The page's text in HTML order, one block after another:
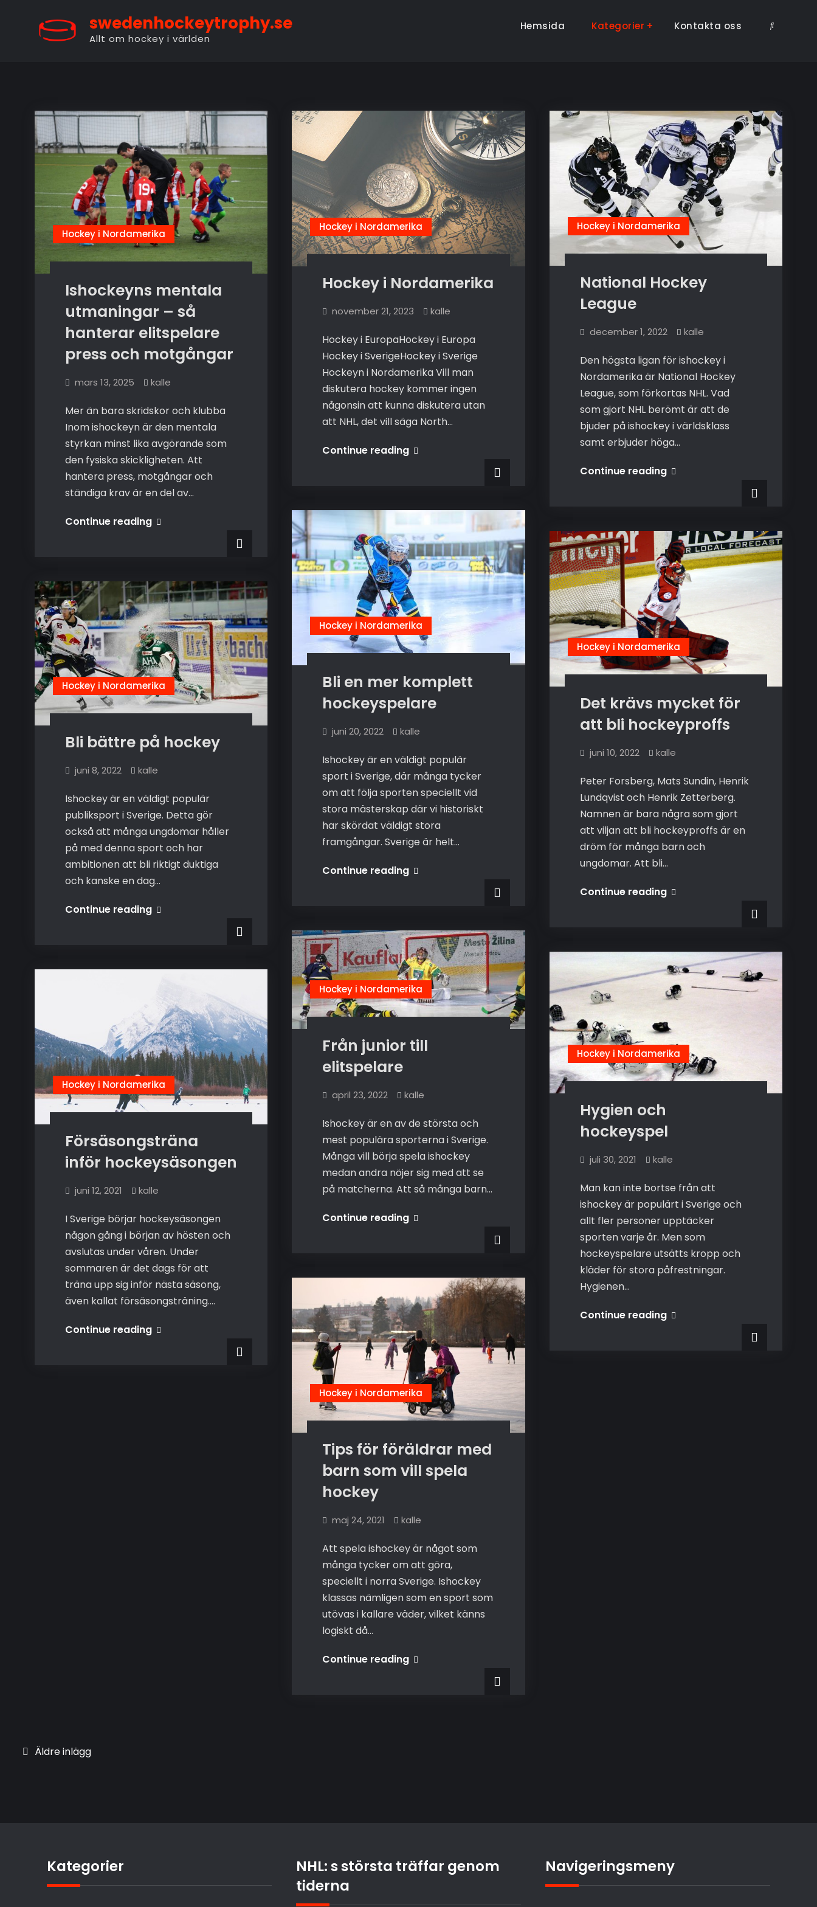
swedenhockeytrophy.se
Allt om hockey i världen
Hemsida Kategorier Kontakta oss Search
Hockey i Nordamerika
Ishockeyns mentala
utmaningar – så
hanterar elitspelare
press och motgångar
mars 13, 2025 kalle
Mer än bara skridskor och klubba
Inom ishockeyn är den mentala
styrkan minst lika avgörande som
den fysiska skickligheten. Att
hantera press, motgångar och
ständiga krav är en del av…
Continue readingIshockeyns
så
hanterar
elitspelare
press
och
motgångar
Hockey i Nordamerika
Hockey i Nordamerika
november 21, 2023 kalle
Hockey i EuropaHockey i Europa
Hockey i SverigeHockey i Sverige
Hockeyn i Nordamerika Vill man
diskutera hockey kommer ingen
någonsin att kunna diskutera utan
att NHL, det vill säga North…
Continue readingHockey
Hockey i Nordamerika
National Hockey
League
december 1, 2022 kalle
Den högsta ligan för ishockey i
Nordamerika är National Hockey
League, som förkortas NHL. Vad
som gjort NHL berömt är att de
bjuder på ishockey i världsklass
samt erbjuder höga…
Continue readingNational
Hockey i Nordamerika
Bli en mer komplett
hockeyspelare
juni 20, 2022 kalle
Ishockey är en väldigt populär
sport i Sverige, där många tycker
om att följa sporten speciellt vid
stora mästerskap där vi historiskt
har skördat väldigt stora
framgångar. Sverige är helt…
Continue readingBli
hockeyspelare
Hockey i Nordamerika
Det krävs mycket för
att bli hockeyproffs
juni 10, 2022 kalle
Peter Forsberg, Mats Sundin, Henrik
Lundqvist och Henrik Zetterberg.
Namnen är bara några som gjort
att viljan att bli hockeyproffs är en
dröm för många barn och
ungdomar. Att bli…
Continue readingDet
att
bli
hockeyproffs
Hockey i Nordamerika
Bli bättre på hockey
juni 8, 2022 kalle
Ishockey är en väldigt populär
publiksport i Sverige. Detta gör
också att många ungdomar håller
på med denna sport och har
ambitionen att bli riktigt duktiga
och kanske en dag…
Continue readingBli
Hockey i Nordamerika
Från junior till
elitspelare
april 23, 2022 kalle
Ishockey är en av de största och
mest populära sporterna i Sverige.
Många vill börja spela ishockey
medan andra nöjer sig med att se
på matcherna. Att så många barn…
Continue readingFrån
Hockey i Nordamerika
Hygien och
hockeyspel
juli 30, 2021 kalle
Man kan inte bortse från att
ishockey är populärt i Sverige och
allt fler personer upptäcker
sporten varje år. Men som
hockeyspelare utsätts kropp och
kläder för stora påfrestningar.
Hygienen…
Continue readingHygien
Hockey i Nordamerika
Försäsongsträna
inför hockeysäsongen
juni 12, 2021 kalle
I Sverige börjar hockeysäsongen
någon gång i början av hösten och
avslutas under våren. Under
sommaren är det dags för att
träna upp sig inför nästa säsong,
även kallat försäsongsträning.…
Continue readingFörsäsongsträna
Hockey i Nordamerika
Tips för föräldrar med
barn som vill spela
hockey
maj 24, 2021 kalle
Att spela ishockey är något som
många tycker om att göra,
speciellt i norra Sverige. Ishockey
klassas nämligen som en sport som
utövas i kallare väder, vilket känns
logiskt då…
Continue readingTips
Inläggsnavigering
Äldre inlägg
Kategorier
NHL: s största träffar genom
tiderna
Navigeringsmeny